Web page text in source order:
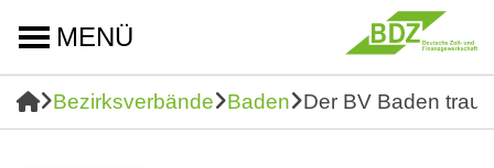
MENÜ
Bezirksverbände Baden Der BV Baden